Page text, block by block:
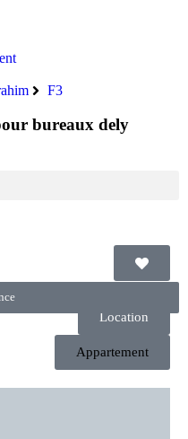
F3
bureaux dely
Location
Appartement